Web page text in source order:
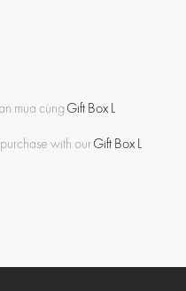
mua cùng Gift Box L
with ourGift Box L